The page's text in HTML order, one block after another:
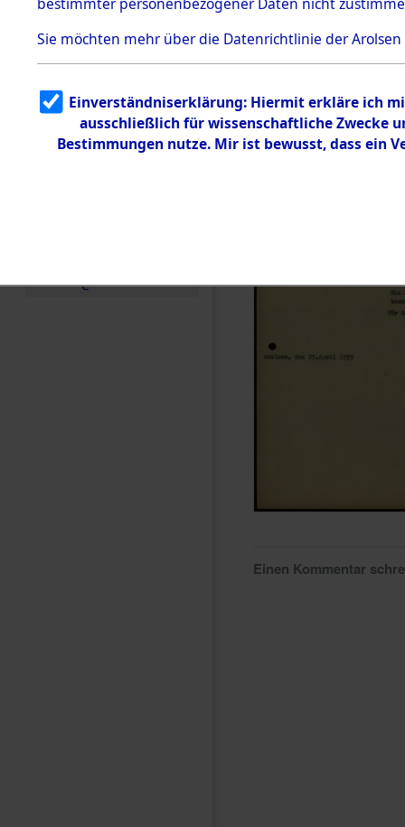
zu
Todesmärsch
en
5.3.2
g
5.3.3
Todesmärsch
e
Einen Kommentar
Sie möchten mehr über die Datenrichtlinie der Arolsen
Einverständniserklärung: Hiermit erkläre ich
ausschließlich für wissenschaftliche Zwecke
Bestimmungen nutze. Mir ist bewusst, dass ein